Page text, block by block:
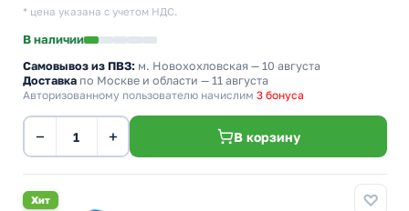
* цена указана с учетом НДС.
В наличии
Самовывоз из ПВЗ: м. Новохохловская — 10 августа
Доставка по Москве и области — 11 августа
Авторизованному пользователю начислим 3 бонуса
− + В корзину
Хит